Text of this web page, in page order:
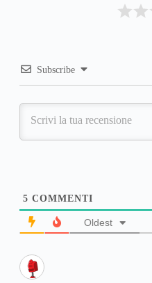
Subscribe
5 COMMENTI
Oldest